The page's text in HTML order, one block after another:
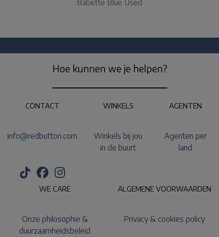
Babette Blue Used
Hoe kunnen we je helpen?
CONTACT
info@redbutton.com
WINKELS
Winkels bij jou
in de buurt
AGENTEN
Agenten per
land
WE CARE
Onze philosophie &
duurzaamheidsbeleid
ALGEMENE VOORWAARDEN
Privacy & cookies policy